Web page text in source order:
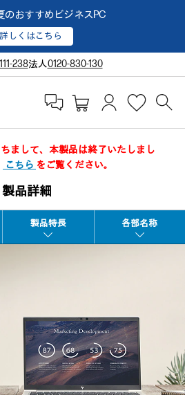
のおすすめビジネスPC
詳しくはこちら
238法人0120-830-130
まして、本製品は終了いたしまし
こちら をご覧ください。
品詳細
製品特長 各部名称